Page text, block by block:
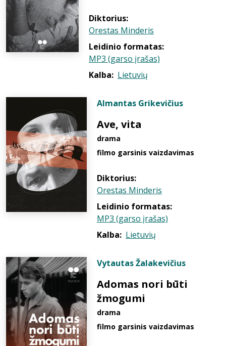
Diktorius:
Orestas Minderis
Leidinio formatas:
MP3 (garso įrašas)
Kalba: Lietuvių
Almantas Grikevičius
Ave, vita
drama
filmo garsinis vaizdavimas
Diktorius:
Orestas Minderis
Leidinio formatas:
MP3 (garso įrašas)
Kalba: Lietuvių
Vytautas Žalakevičius
Adomas nori būti
žmogumi
drama
filmo garsinis vaizdavimas